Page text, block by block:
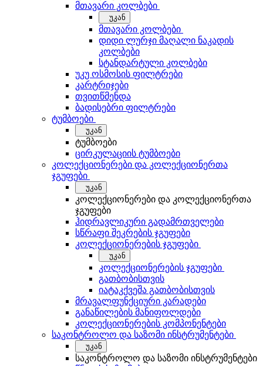
მთავარი კოლბები
უკან
მთავარი კოლბები
დიდი ლურჯი მაღალი ნაკადის
კოლბები
სტანდარტული კოლბები
უკუ ოსმოსის ფილტრები
კარტრიჯები
თვითწმენდა
ბადისებრი ფილტრები
ტუმბოები
უკან
ტუმბოები
ცირკულაციის ტუმბოები
კოლექციონერები და კოლექციონერთა
ჯგუფები
უკან
კოლექციონერები და კოლექციონერთა
ჯგუფები
ჰიდრავლიკური გადამრთველები
სწრაფი შეკრების ჯგუფები
კოლექციონერების ჯგუფები
უკან
კოლექციონერების ჯგუფები
გათბობისთვის
იატაკქვეშა გათბობისთვის
მრავალფუნქციური კარადები
განაწილების მანიფოლდები
კოლექციონერების კომპონენტები
საკონტროლო და საზომი ინსტრუმენტები
უკან
საკონტროლო და საზომი ინსტრუმენტები